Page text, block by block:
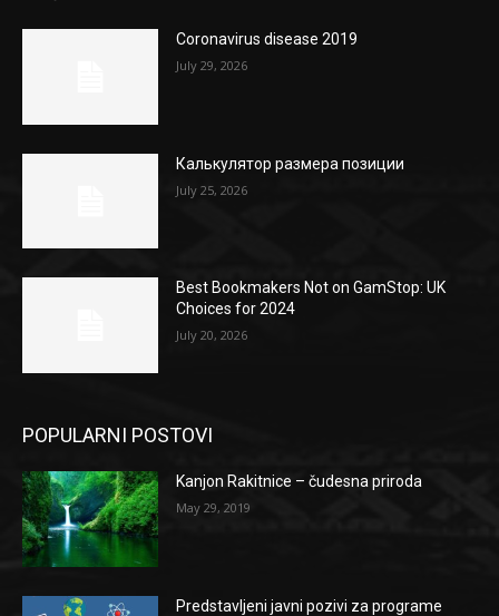
Coronavirus disease 2019
July 29, 2026
Калькулятор размера позиции
July 25, 2026
Best Bookmakers Not on GamStop: UK
Choices for 2024
July 20, 2026
POPULARNI POSTOVI
Kanjon Rakitnice – čudesna priroda
May 29, 2019
Predstavljeni javni pozivi za programe